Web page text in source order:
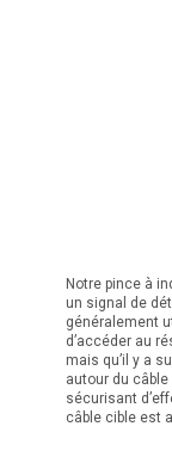
Notre pince à
un signal de
généralement
d’accéder au
mais qu’il y a
autour du câble
sécurisant
câble cible est